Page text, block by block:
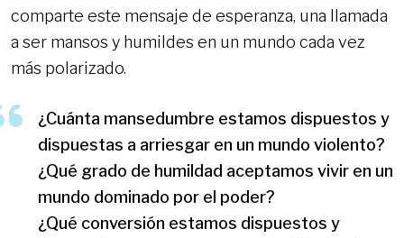
comparte este mensaje de esperanza, una llamada
a ser mansos y humildes en un mundo cada vez
más polarizado.
¿Cuánta mansedumbre estamos dispuestos y
dispuestas a arriesgar en un mundo violento?
¿Qué grado de humildad aceptamos vivir en un
mundo dominado por el poder?
¿Qué conversión estamos dispuestos y